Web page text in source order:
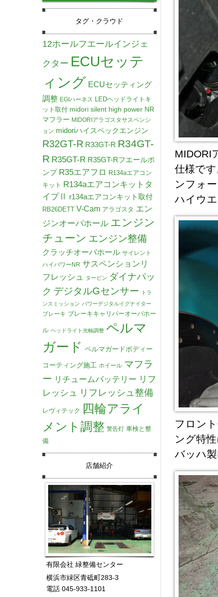
MIDORI
仕様で
ンフォ
ハイウ
フロン
ング特
バッハ
タグ・クラウド
12ホールフエールインジェ
クター ECUセッテ
ィング ECUセッティング
調整 EGIハーネス LEDヘッドライトキ
ット取付 midori silent high power NR
マフラー MIDORIアラゴスタサスペンシ
ョン midoriハイスペックエンジン
R32GT-R R33GT-R R34GT-
R R35GT-R R35GT-Rフエールポ
ンプ R35エアフロ R134aエアコン
キット R134aエアコンキットタ
イプⅡ
r134aエアコンキット取付
RB26DETT V-Cam アラゴスタ エン
ジンオーバホール エンジン
チューン エンジン整備
クラッチオーバホール サイレント
ハイパワーNR サスペンションリ
フレッシュ
タービン ダイナパッ
ク デジタルGセンサー
トラ
ンスミッション パワーデジタルイグナイター
ブレーキ ブレーキキャリパーオーバホー
ル ヘッドライト光軸調整 ペルマ
ガード ペルマガードボディー
コーティング施工 ホイール マフラ
ー リチュームバッテリー リフ
レッシュ
リフレッシュ整備
レヴィテック 四輪アライ
メント調整 警告灯 車検と整
備
店舗紹介
有限会社 緑整備センター
横浜市緑区青砥町283-3
電話 045-933-1101